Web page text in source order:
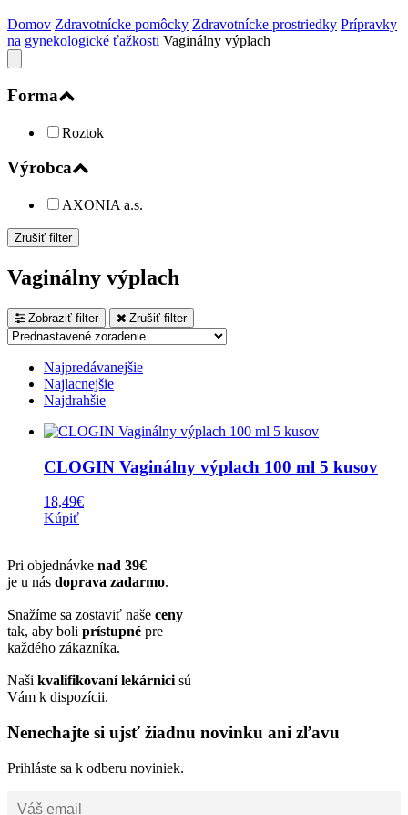
Domov Zdravotnícke pomôcky Zdravotnícke prostriedky Prípravky
na gynekologické ťažkosti Vaginálny výplach
Forma
Roztok
Výrobca
AXONIA a.s.
Zrušiť filter
Vaginálny výplach
Zobraziť filter Zrušiť filter
Najpredávanejšie
Najlacnejšie
Najdrahšie
CLOGIN Vaginálny výplach 100 ml 5 kusov
18,49€
Kúpiť
Pri objednávke nad 39€
je u nás doprava zadarmo.
Snažíme sa zostaviť naše ceny
tak, aby boli prístupné pre
každého zákazníka.
Naši kvalifikovaní lekárnici sú
Vám k dispozícii.
Nenechajte si ujsť žiadnu novinku ani zľavu
Prihláste sa k odberu noviniek.